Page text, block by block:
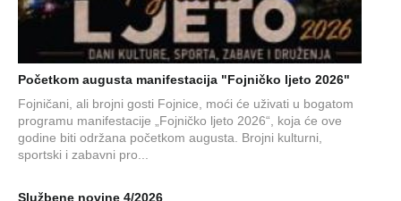
Početkom augusta manifestacija "Fojničko ljeto 2026"
Fojničani, ali brojni gosti Fojnice, moći će uživati u bogatom
programu manifestacije „Fojničko ljeto 2026“, koja će ove
godine biti održana početkom augusta. Brojni kulturni,
sportski i zabavni pro...
Službene novine 4/2026